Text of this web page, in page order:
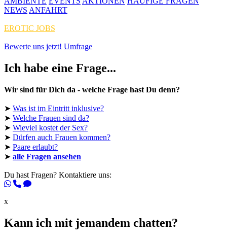
NEWS ANFAHRT
EROTIC JOBS
Bewerte uns jetzt! Umfrage
Ich habe eine Frage...
Wir sind für Dich da - welche Frage hast Du denn?
➤ Was ist im Eintritt inklusive?
➤ Welche Frauen sind da?
➤ Wieviel kostet der Sex?
➤ Dürfen auch Frauen kommen?
➤ Paare erlaubt?
➤ alle Fragen ansehen
Du hast Fragen? Kontaktiere uns:
x
Kann ich mit jemandem chatten?